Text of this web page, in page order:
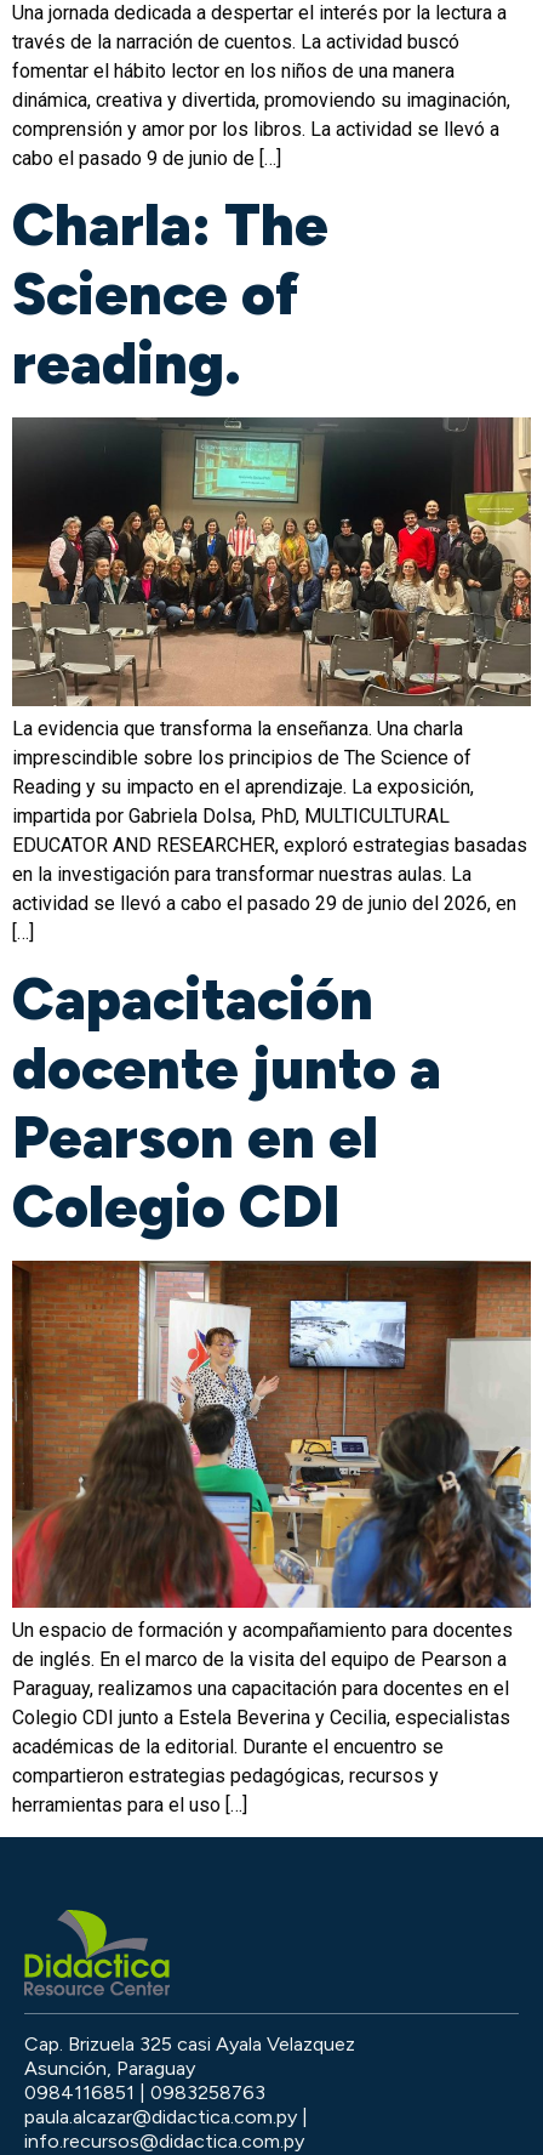
Una jornada dedicada a despertar el interés por la lectura a
través de la narración de cuentos. La actividad buscó
fomentar el hábito lector en los niños de una manera
dinámica, creativa y divertida, promoviendo su imaginación,
comprensión y amor por los libros. La actividad se llevó a
cabo el pasado 9 de junio de […]
Charla: The
Science of
reading.
La evidencia que transforma la enseñanza. Una charla
imprescindible sobre los principios de The Science of
Reading y su impacto en el aprendizaje. La exposición,
impartida por Gabriela Dolsa, PhD, MULTICULTURAL
EDUCATOR AND RESEARCHER, exploró estrategias basadas
en la investigación para transformar nuestras aulas. La
actividad se llevó a cabo el pasado 29 de junio del 2026, en
[…]
Capacitación
docente junto a
Pearson en el
Colegio CDI
Un espacio de formación y acompañamiento para docentes
de inglés. En el marco de la visita del equipo de Pearson a
Paraguay, realizamos una capacitación para docentes en el
Colegio CDI junto a Estela Beverina y Cecilia, especialistas
académicas de la editorial. Durante el encuentro se
compartieron estrategias pedagógicas, recursos y
herramientas para el uso […]
Cap. Brizuela 325 casi Ayala Velazquez
Asunción, Paraguay
0984116851 | 0983258763
paula.alcazar@didactica.com.py |
info.recursos@didactica.com.py